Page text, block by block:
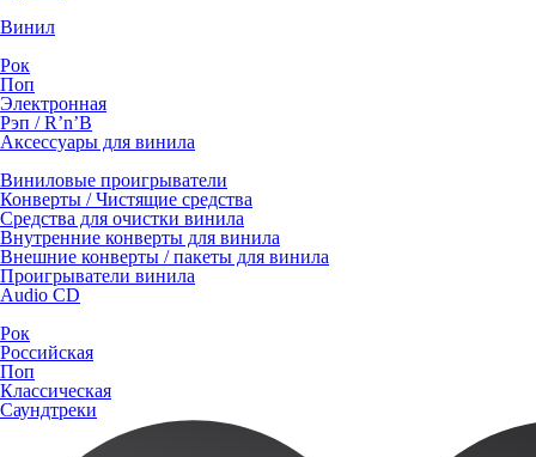
Винил
Рок
Поп
Электронная
Рэп / R’n’B
Аксессуары для винила
Виниловые проигрыватели
Конверты / Чистящие средства
Средства для очистки винила
Внутренние конверты для винила
Внешние конверты / пакеты для винила
Проигрыватели винила
Audio CD
Рок
Российская
Поп
Классическая
Саундтреки